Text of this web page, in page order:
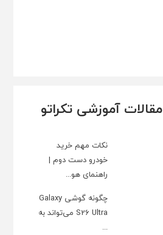
مقالات آموزشی تکراتو
نکات مهم خرید
خودرو دست دوم |
راهنمای هو...
چگونه گوشی Galaxy
S26 Ultra می‌تواند به
...